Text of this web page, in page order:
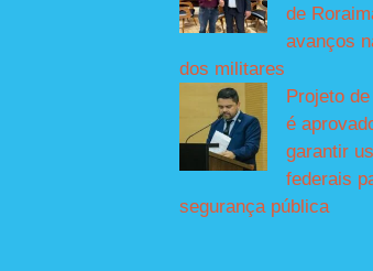
de
avanços
dos militares
Projeto
é
garantir
federais
segurança pública